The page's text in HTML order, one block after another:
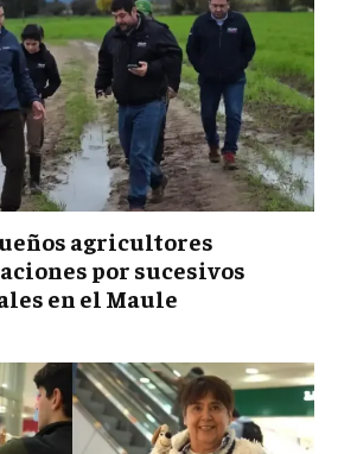
agricultores
por sucesivos
en el Maule